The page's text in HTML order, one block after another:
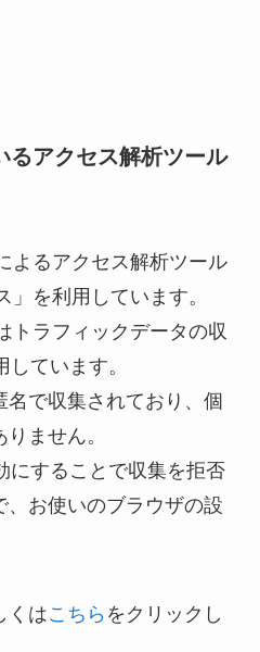
るアクセス解析ツール
よるアクセス解析ツール
」を利用しています。
トラフィックデータの収
ています。
名で収集されており、個
ません。
にすることで収集を拒否
お使いのブラウザの設
くはこちら をクリックし